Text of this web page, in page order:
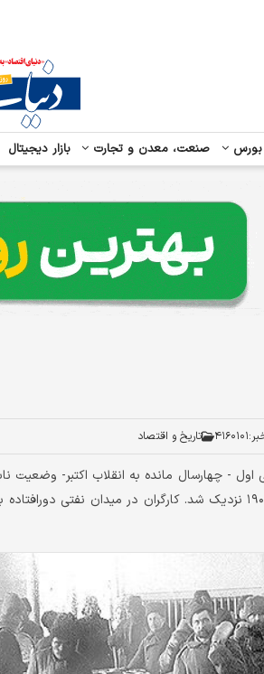
بورس صنعت، معدن و تجارت بازار دیجیتال
۴۱۶۰۱۰۱ تاريخ و اقتصاد
تعداد و شدت اعتصابات صنعتی به سطح‌ سال۱۹۰۵ نزدیک ‌شد. کارگران در